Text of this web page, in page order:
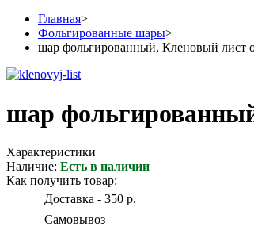
Главная>
Фольгированные шары>
шар фольгированный, Кленовый лист
шар
Характеристики
Наличие: Есть в наличии
Как получить товар:
Доставка - 350 р.
Самовывоз